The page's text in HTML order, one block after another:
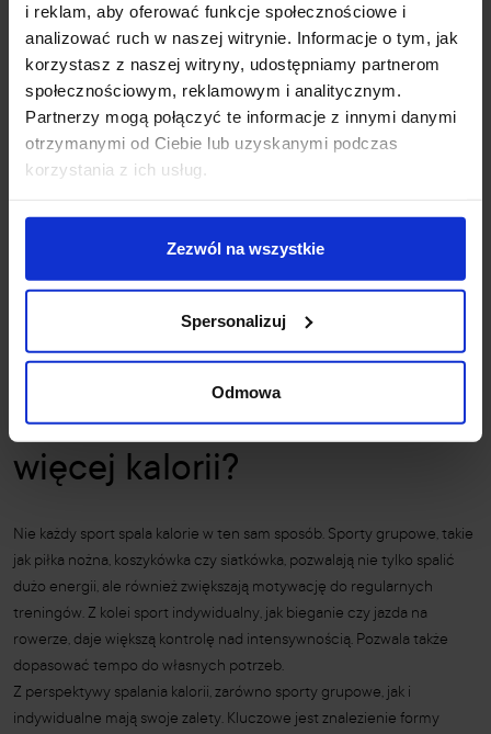
i reklam, aby oferować funkcje społecznościowe i
analizować ruch w naszej witrynie. Informacje o tym, jak
korzystasz z naszej witryny, udostępniamy partnerom
społecznościowym, reklamowym i analitycznym.
Partnerzy mogą połączyć te informacje z innymi danymi
otrzymanymi od Ciebie lub uzyskanymi podczas
korzystania z ich usług.
Zezwól na wszystkie
Spersonalizuj
Odmowa
Pytanie"jaki sport najszybciej spala kalorie?"jest istotne dla osób,
które mają ograniczony czas na trening. Tutaj kluczową rolę odgrywa
intensywność wysiłku. Sprinty, skakanie na skakance, trening HIIT czy
pływanie tempem wyścigowym pozwalają spalić ogromną ilość kalorii
w stosunkowo krótkim czasie.
Warto jednak pamiętać, że przy zbyt dużej intensywności ryzyko
kontuzji rośnie. Dlatego planując ćwiczenia, warto dostosować tempo
ekstremalne próby spalania kalorii.
Sporty grupowe a
indywidualne – co spala
więcej kalorii?
Nie każdy sport spala kalorie w ten sam sposób. Sporty grupowe, takie
jak piłka nożna, koszykówka czy siatkówka, pozwalają nie tylko spalić
dużo energii, ale również zwiększają motywację do regularnych
treningów. Z kolei sport indywidualny, jak bieganie czy jazda na
rowerze, daje większą kontrolę nad intensywnością. Pozwala także
dopasować tempo do własnych potrzeb.
Z perspektywy spalania kalorii, zarówno sporty grupowe, jak i
indywidualne mają swoje zalety. Kluczowe jest znalezienie formy